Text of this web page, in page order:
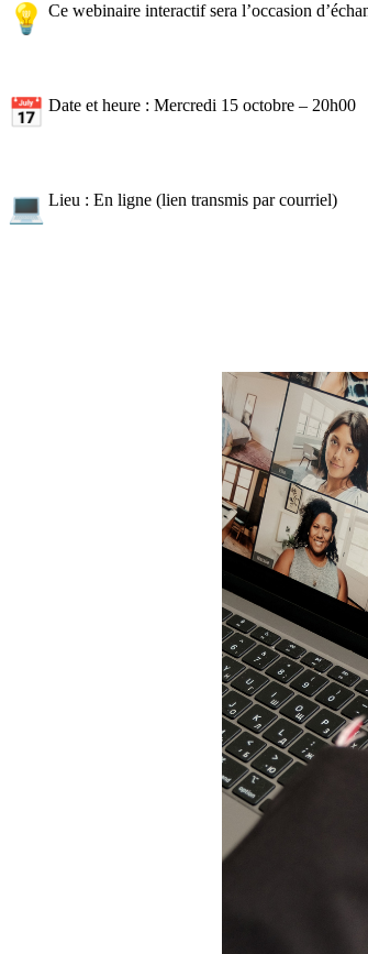
Ce webinaire interactif sera l’occasion
Date et heure : Mercredi 15 octobre – 20h00
Lieu : En ligne (lien transmis par courriel)